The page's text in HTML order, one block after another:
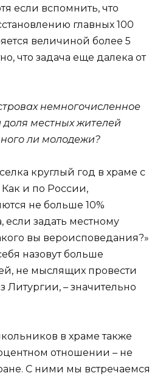
если вспомнить, что
главных 100
величиной более 5
что задача еще далека от
немногочисленное
местных жителей
ли молодежи?
круглый год в храме с
и по России,
не больше 10%
если задать местному
вы вероисповедания?»
назовут больше
не мыслящих провести
Литургии, – значительно
в храме также
отношении – не
С ними мы встречаемся